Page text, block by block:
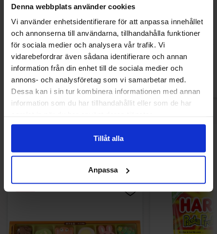
Denna webbplats använder cookies
Vi använder enhetsidentifierare för att anpassa innehållet
och annonserna till användarna, tillhandahålla funktioner
för sociala medier och analysera vår trafik. Vi
vidarebefordrar även sådana identifierare och annan
information från din enhet till de sociala medier och
annons- och analysföretag som vi samarbetar med.
Dessa kan i sin tur kombinera informationen med annan
information som du har tillhandahållit eller som de har
Tillåt alla
Anpassa
Warheads Boba Sour Green Apple
400ml
39.91 kr
Kjøp
Capri-Sun
Andre kjøpte også
-51%